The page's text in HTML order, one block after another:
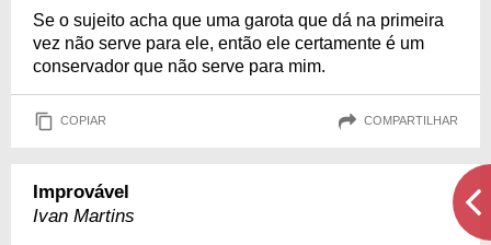
Se o sujeito acha que uma garota que dá na primeira
vez não serve para ele, então ele certamente é um
conservador que não serve para mim.
COPIAR COMPARTILHAR
Improvável
Ivan Martins